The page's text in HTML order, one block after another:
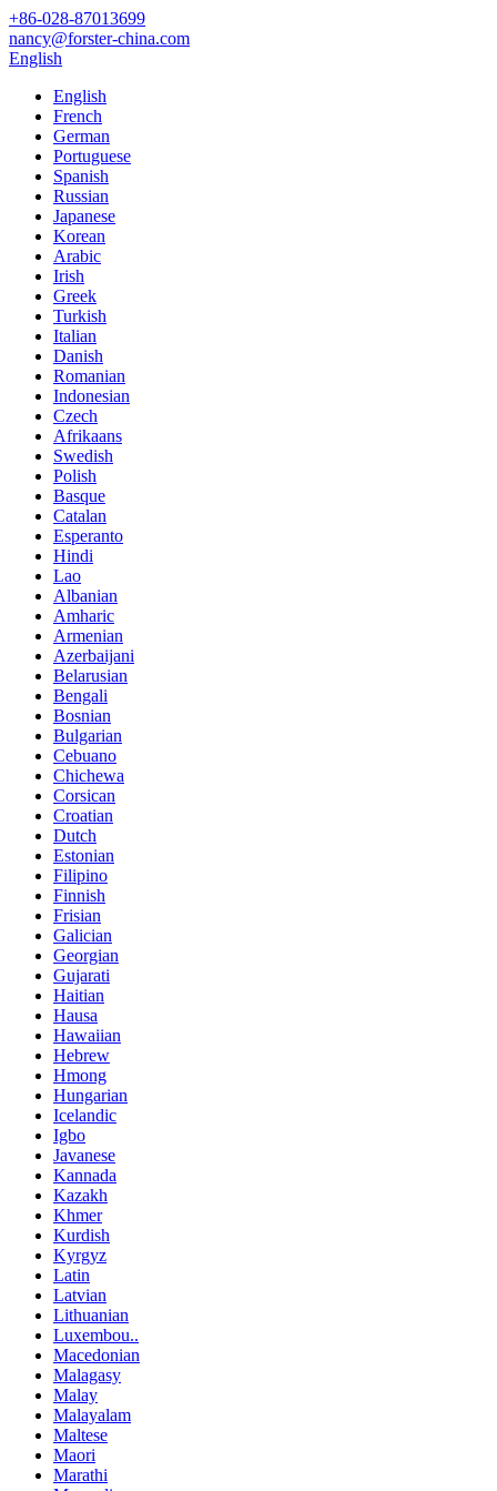
+86-028-87013699
nancy@forster-china.com
English
English
French
German
Portuguese
Spanish
Russian
Japanese
Korean
Arabic
Irish
Greek
Turkish
Italian
Danish
Romanian
Indonesian
Czech
Afrikaans
Swedish
Polish
Basque
Catalan
Esperanto
Hindi
Lao
Albanian
Amharic
Armenian
Azerbaijani
Belarusian
Bengali
Bosnian
Bulgarian
Cebuano
Chichewa
Corsican
Croatian
Dutch
Estonian
Filipino
Finnish
Frisian
Galician
Georgian
Gujarati
Haitian
Hausa
Hawaiian
Hebrew
Hmong
Hungarian
Icelandic
Igbo
Javanese
Kannada
Kazakh
Khmer
Kurdish
Kyrgyz
Latin
Latvian
Lithuanian
Luxembou..
Macedonian
Malagasy
Malay
Malayalam
Maltese
Maori
Marathi